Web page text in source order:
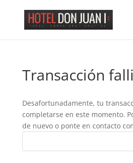
web
sistemaTransacción
Desafortunadamente, tu
completarse en este momento.
de nuevo o ponte en contacto